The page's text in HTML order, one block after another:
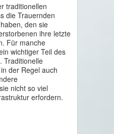
traditionellen
die Trauernden
den sie
ihre letzte
Für manche
wichtiger Teil des
Traditionelle
der Regel auch
nicht so viel
erfordern.